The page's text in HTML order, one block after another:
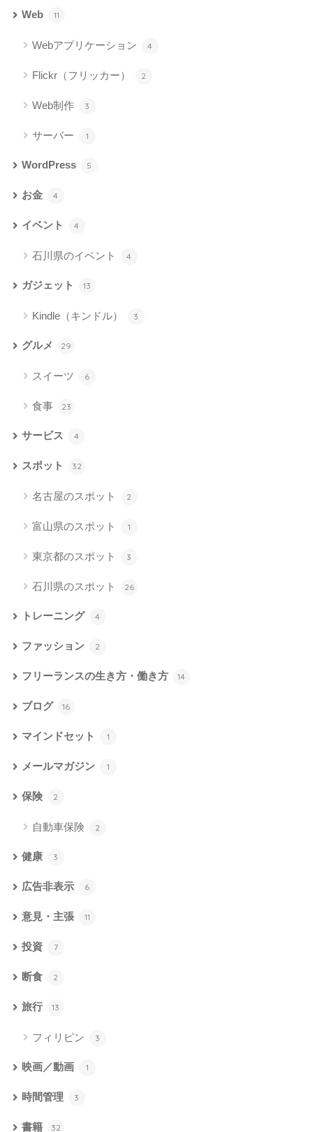
Web 11
Webアプリケーション 4
Flickr（フリッカー） 2
Web制作 3
サーバー 1
WordPress 5
お金 4
イベント 4
石川県のイベント 4
ガジェット 13
Kindle（キンドル） 3
グルメ 29
スイーツ 6
食事 23
サービス 4
スポット 32
名古屋のスポット 2
富山県のスポット 1
東京都のスポット 3
石川県のスポット 26
トレーニング 4
ファッション 2
フリーランスの生き方・働き方 14
ブログ 16
マインドセット 1
メールマガジン 1
保険 2
自動車保険 2
健康 3
広告非表示 6
意見・主張 11
投資 7
断食 2
旅行 13
フィリピン 3
映画／動画 1
時間管理 3
書籍 32